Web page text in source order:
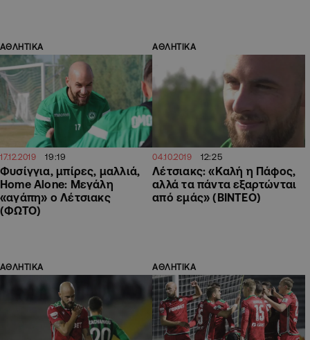
ΑΘΛΗΤΙΚΑ
17.12.2019 19:19
Φυσίγγια, μπίρες, μαλλιά,
Home Alone: Μεγάλη
«αγάπη» ο Λέτσιακς
(ΦΩΤΟ)
ΑΘΛΗΤΙΚΑ
04.10.2019 12:25
Λέτσιακς: «Καλή η Πάφος,
αλλά τα πάντα εξαρτώνται
από εμάς» (ΒΙΝΤΕΟ)
ΑΘΛΗΤΙΚΑ ΑΘΛΗΤΙΚΑ